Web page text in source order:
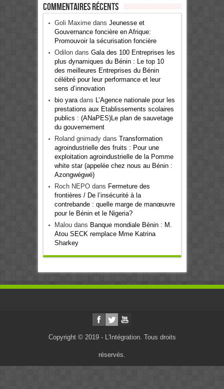
Commentaires récents
Goli Maximedans Jeunesse et
Gouvernance foncière en Afrique:
Promouvoir la sécurisation foncière
Odilondans Gala des 100 Entreprises les
plus dynamiques du Bénin : Le top 10
des meilleures Entreprises du Bénin
célébré pour leur performance et leur
sens d’innovation
bio yaradans
L’Agence nationale pour les
prestations aux Etablissements scolaires
publics : (ANaPES)Le plan de sauvetage
du gouvernement
Roland gnimadydans Transformation
agroindustrielle des fruits : Pour une
exploitation agroindustrielle de la Pomme
white star (appelée chez nous au Bénin :
Azongwégwé)
Roch NEPOdans Fermeture des
frontières / De l’insécurité à la
contrebande : quelle marge de manœuvre
pour le Bénin et le Nigeria?
Maloudans Banque mondiale Bénin : M.
Atou SECK remplace Mme Katrina
Sharkey
Copyright © 2019 - L'Intégration. Tous droits
réservés.